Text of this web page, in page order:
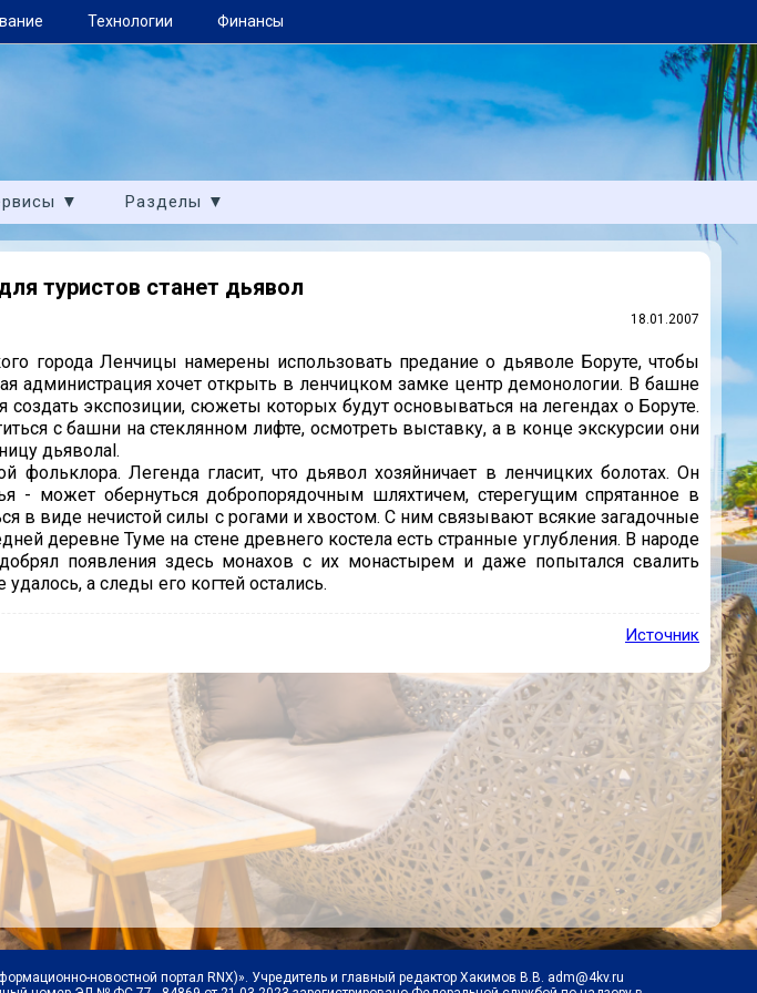
Технологии Финансы
▼ Разделы ▼
туристов станет дьявол
18.01.2007
города Ленчицы намерены использовать предание о дьяволе Боруте, чтобы
администрация хочет открыть в ленчицком замке центр демонологии. В башне
создать экспозиции, сюжеты которых будут основываться на легендах о Боруте.
с башни на стеклянном лифте, осмотреть выставку, а в конце экскурсии они
дьяволаl.
фольклора. Легенда гласит, что дьявол хозяйничает в ленчицких болотах. Он
- может обернуться добропорядочным шляхтичем, стерегущим спрятанное в
в виде нечистой силы с рогами и хвостом. С ним связывают всякие загадочные
деревне Туме на стене древнего костела есть странные углубления. В народе
появления здесь монахов с их монастырем и даже попытался свалить
а следы его когтей остались.
Источник
новостной портал RNX)». Учредитель и главный редактор Хакимов В.В. adm@4kv.ru